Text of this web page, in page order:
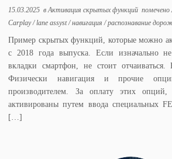
15.03.2025 вАктивация скрытых функций помечено
Carplay/ lane assyst/навигация/распознавание
Пример скрытых функций, которые можно
с 2018 года выпуска. Если изначально
вкладки смартфон, не стоит
Физически навигация и прочие
производителем. За оплату этих
активированы путем ввода специальных
[…]